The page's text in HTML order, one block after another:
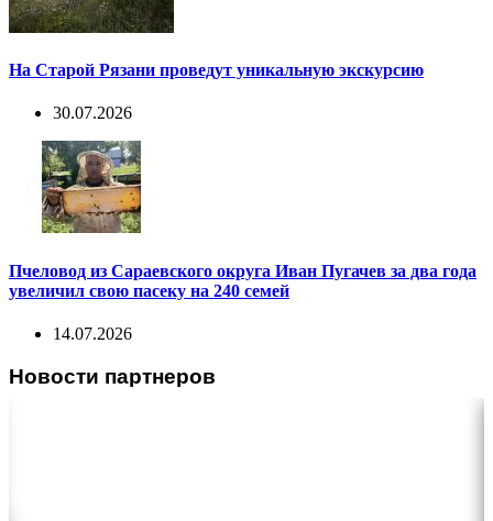
На Старой Рязани проведут уникальную экскурсию
30.07.2026
Пчеловод из Сараевского округа Иван Пугачев за два года
увеличил свою пасеку на 240 семей
14.07.2026
Новости партнеров